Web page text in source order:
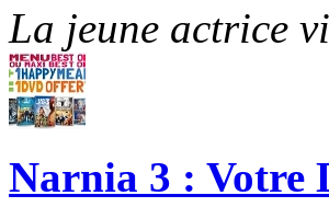
La jeune actrice
Narnia 3 : Votre